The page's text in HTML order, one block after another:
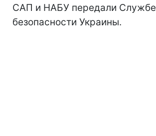
САП и НАБУ передали Службе
безопасности Украины.